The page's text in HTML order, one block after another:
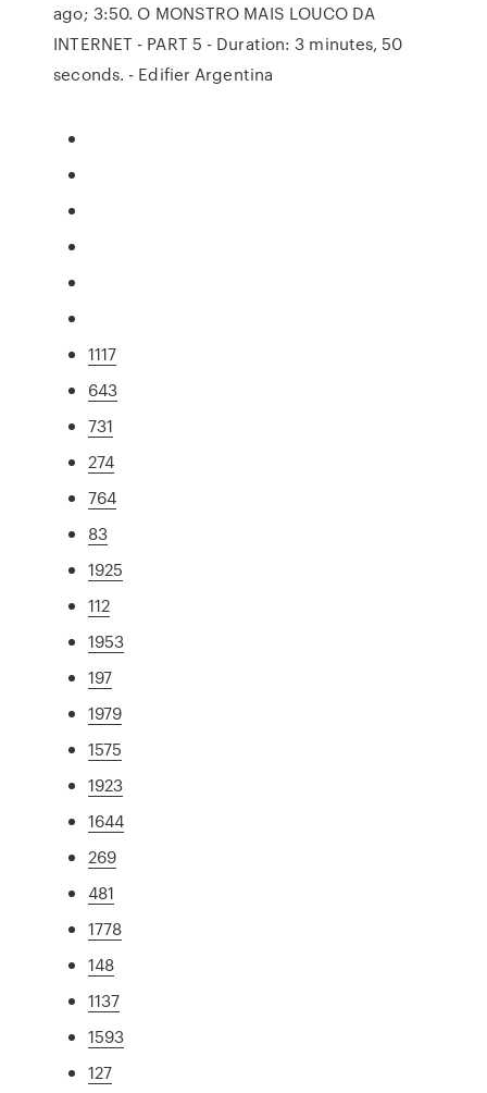
ago; 3:50. O MONSTRO MAIS LOUCO DA
INTERNET - PART 5 - Duration: 3 minutes, 50
seconds. - Edifier Argentina
1117
643
731
274
764
83
1925
112
1953
197
1979
1575
1923
1644
269
481
1778
148
1137
1593
127